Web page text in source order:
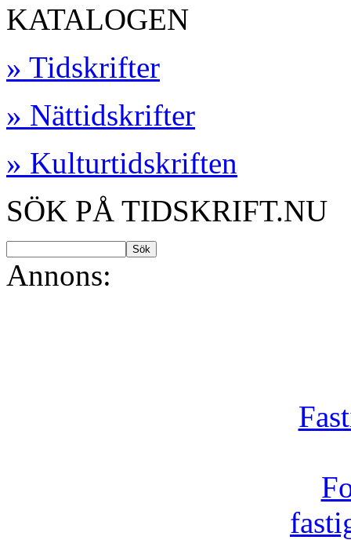
KATALOGEN
» Tidskrifter
» Nättidskrifter
» Kulturtidskriften
SÖK PÅ TIDSKRIFT.NU
Annons: